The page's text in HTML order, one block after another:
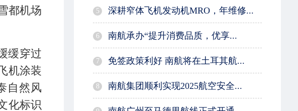
都机场
缓穿过
机涂装
自然风
化标识
5 深耕窄体飞机发动机MRO，年维修...
6 南航承办“提升消费品质，优享...
7 免签政策利好 南航将在土耳其航...
8 南航集团顺利实现2025航空安全...